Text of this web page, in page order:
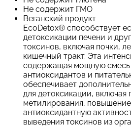
Не содержит ГМО
Веганский продукт
EcoDetox® способствует
детоксикации печени и
токсинов, включая почки,
кишечный тракт. Эта
содержащая мощную смесь
антиоксидантов и
обеспечивает
для детоксикации, включая
метилирования,
антиоксидантную
выведения токсинов из